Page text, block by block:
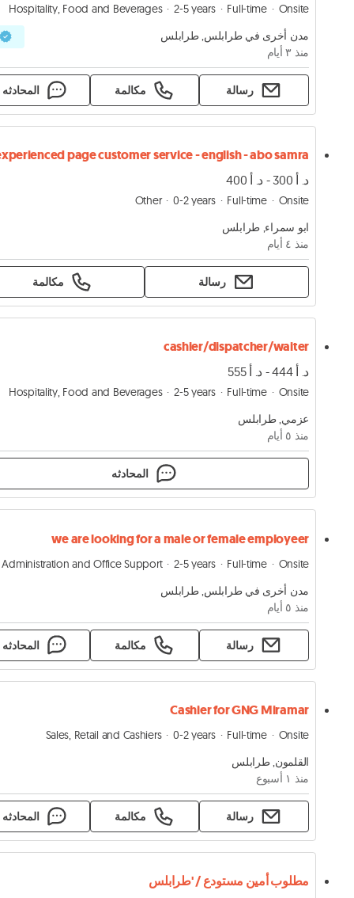
Hospitality, Food and Beverages 2-5 years Full-time
Onsite
مدن أخرى في طرابلس, طرابلس
منذ ٣ أيام
رسالة مكالمة المحادثه
د. أ 300 - د. أ 400
Other 0-2 years Full-time
Onsite
ابو سمراء, طرابلس
منذ ٤ أيام
رسالة مكالمة
cashier/dispatcher/waiter
د. أ 444 - د. أ 555
Hospitality, Food and Beverages 2-5 years Full-time
Onsite
عزمي, طرابلس
منذ ٥ أيام
المحادثه
we are looking for a male or female employeer
Administration and Office Support 2-5 years Full-time
Onsite
مدن أخرى في طرابلس, طرابلس
منذ ٥ أيام
رسالة مكالمة المحادثه
Cashier for GNG Miramar
Sales, Retail and Cashiers 0-2 years Full-time
Onsite
القلمون, طرابلس
منذ ١ أسبوع
رسالة مكالمة المحادثه
مطلوب أمين مستودع / 'طرابلس